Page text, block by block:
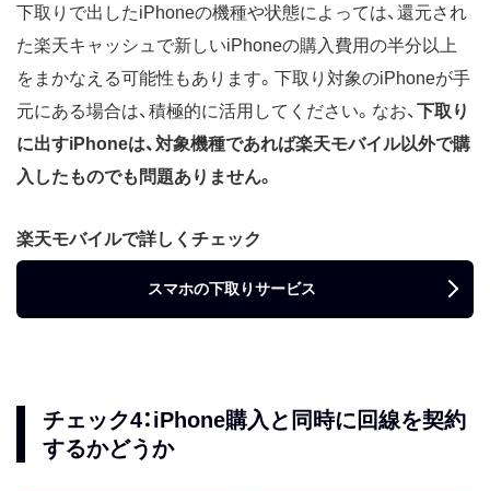
下取りで出したiPhoneの機種や状態によっては、還元され
た楽天キャッシュで新しいiPhoneの購入費用の半分以上
をまかなえる可能性もあります。下取り対象のiPhoneが手
元にある場合は、積極的に活用してください。なお、 下取り
に出すiPhoneは、対象機種であれば楽天モバイル以外で購
入したものでも問題ありません。
楽天モバイルで詳しくチェック
スマホの下取りサービス
チェック4：iPhone購入と同時に回線を契約
するかどうか